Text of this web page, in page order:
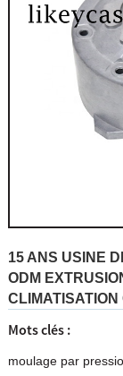
15 ANS USINE
ODM
Mots clés :
moulage par